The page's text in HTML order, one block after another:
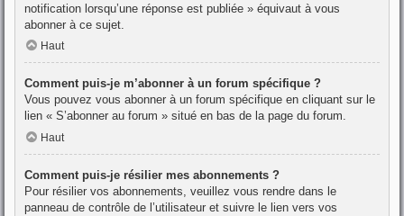
notification lorsqu’une réponse est publiée » équivaut à vous
abonner à ce sujet.
Haut
Comment puis-je m’abonner à un forum spécifique ?
Vous pouvez vous abonner à un forum spécifique en cliquant sur le
lien « S’abonner au forum » situé en bas de la page du forum.
Haut
Comment puis-je résilier mes abonnements ?
Pour résilier vos abonnements, veuillez vous rendre dans le
panneau de contrôle de l’utilisateur et suivre le lien vers vos